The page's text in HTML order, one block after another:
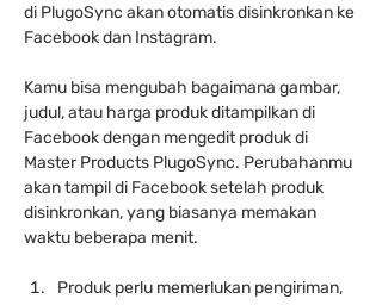
di PlugoSync akan otomatis disinkronkan ke
Facebook dan Instagram.
Kamu bisa mengubah bagaimana gambar,
judul, atau harga produk ditampilkan di
Facebook dengan mengedit produk di
Master Products PlugoSync. Perubahanmu
akan tampil di Facebook setelah produk
disinkronkan, yang biasanya memakan
waktu beberapa menit.
Produk perlu memerlukan pengiriman,